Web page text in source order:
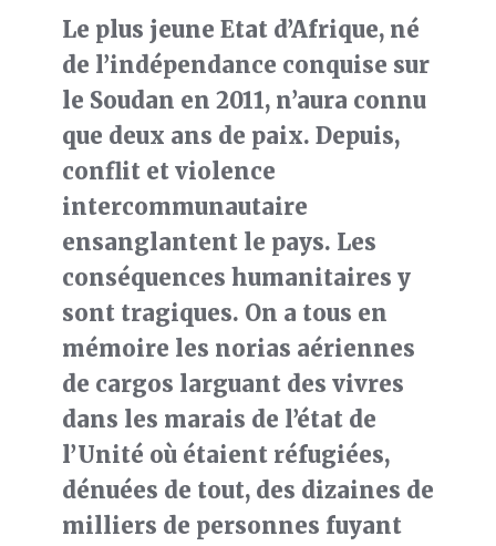
Le plus jeune Etat d’Afrique, né
de l’indépendance conquise sur
le Soudan en 2011, n’aura connu
que deux ans de paix. Depuis,
conflit et violence
intercommunautaire
ensanglantent le pays. Les
conséquences humanitaires y
sont tragiques. On a tous en
mémoire les norias aériennes
de cargos larguant des vivres
dans les marais de l’état de
l’Unité où étaient réfugiées,
dénuées de tout, des dizaines de
milliers de personnes fuyant